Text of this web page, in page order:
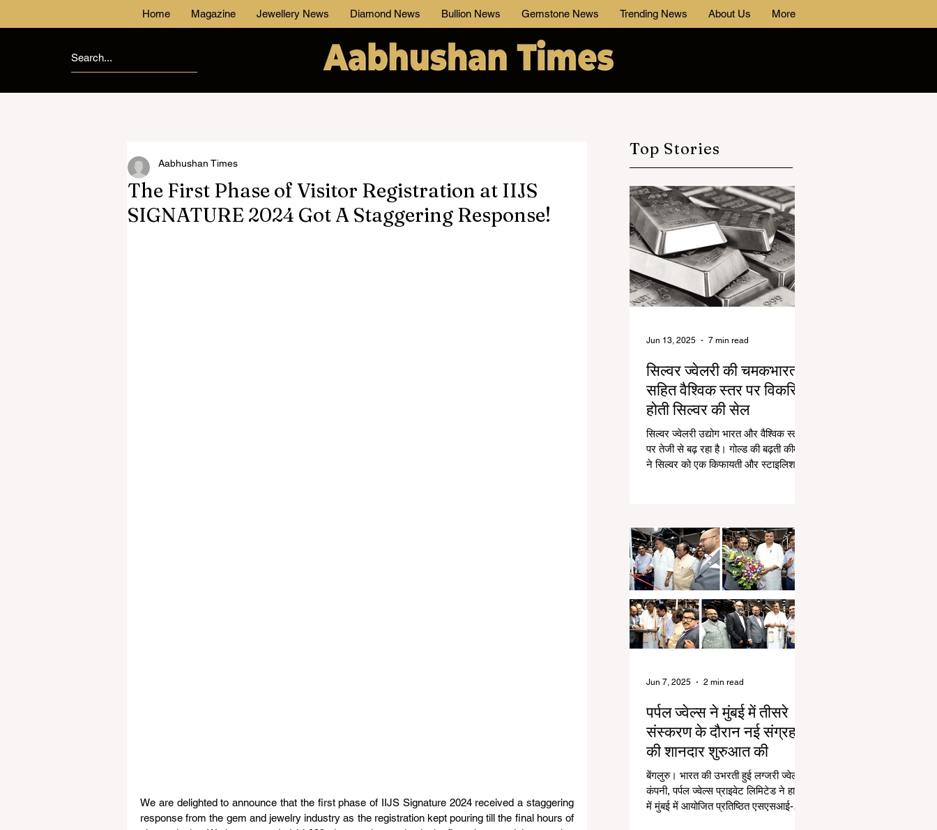
Home Magazine Jewellery News Diamond News Bullion News Gemstone News Trending News About Us More
The First Phase of Visitor Registration at IIJS
SIGNATURE 2024 Got A Staggering Response!
Aabhushan Times
We are delighted to announce that the first phase of IIJS Signature 2024 received a staggering
response from the gem and jewelry industry as the registration kept pouring till the final hours of
Top Stories
सिल्वर ज्वेलरी की चमकभारत
सहित वैश्विक स्तर पर विकसित
होती सिल्वर की सेल
सिल्वर ज्वेलरी उद्योग भारत और वैश्विक स्तर
पर तेजी से बढ़ रहा है। गोल्ड की बढ़ती कीमतों
ने सिल्वर को एक किफायती और स्टाइलिश
Jun 13, 2025 7 min read
पर्पल ज्वेल्स ने मुंबई में तीसरे
संस्करण के दौरान नई संग्रह
की शानदार शुरुआत की
बेंगलुरु। भारत की उभरती हुई लग्जरी ज्वेलरी
कंपनी, पर्पल ज्वेल्स प्राइवेट लिमिटेड ने हाल ही
में मुंबई में आयोजित प्रतिष्ठित एसएसआई-
Jun 7, 2025 2 min read